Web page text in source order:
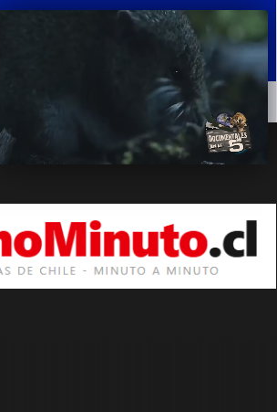
NOTICIERO POLÍTICA